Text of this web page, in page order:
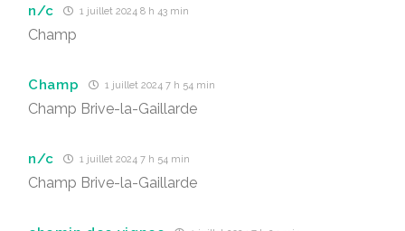
n/c 1 juillet 2024 8 h 43 min
Champ
Champ 1 juillet 2024 7 h 54 min
Champ Brive-la-Gaillarde
n/c 1 juillet 2024 7 h 54 min
Champ Brive-la-Gaillarde